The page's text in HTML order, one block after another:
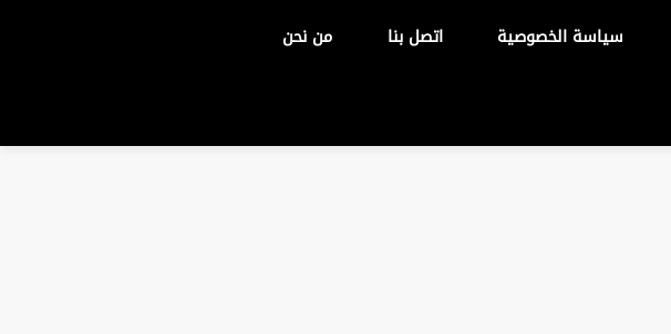
سياسة الخصوصية اتصل بنا من نحن